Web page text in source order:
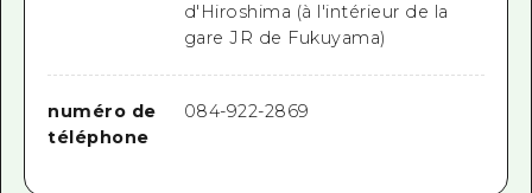
d'Hiroshima (à l'intérieur de la
gare JR de Fukuyama)
numéro de
téléphone
084-922-2869